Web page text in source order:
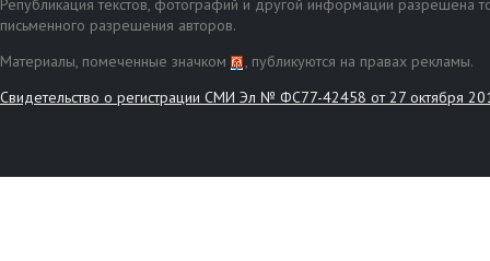
Републикация текстов, фотографий и другой информации разрешена
письменного разрешения авторов.
Материалы, помеченные значком
, публикуются на правах рекламы.
Свидетельство о регистрации СМИ Эл № ФС77-42458 от 27 октября